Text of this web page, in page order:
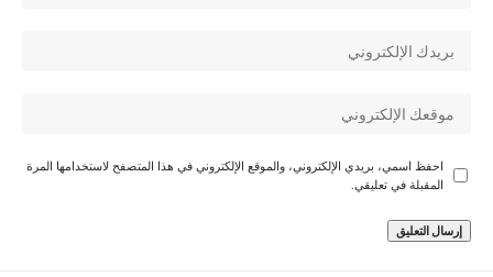
احفظ اسمي، بريدي الإلكتروني، والموقع الإلكتروني في هذا المتصفح لاستخدامها المرة
المقبلة في تعليقي.